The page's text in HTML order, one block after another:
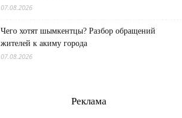
07.08.2026
Чего хотят шымкентцы? Разбор обращений
жителей к акиму города
07.08.2026
Реклама